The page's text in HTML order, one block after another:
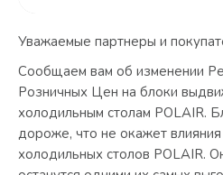
Уважаемые партнеры и
Сообщаем вам об изменении
Розничных Цен на блоки
холодильным столам POLAIR.
дороже, что не окажет
холодильных столов POLAIR.